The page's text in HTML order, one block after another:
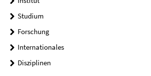
Studium
Forschung
Internationales
Disziplinen